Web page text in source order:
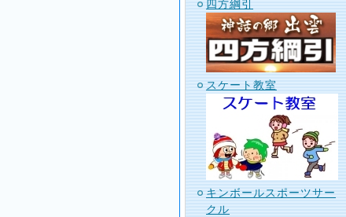
四方綱引
スケート教室
キンボールスポーツサー
クル